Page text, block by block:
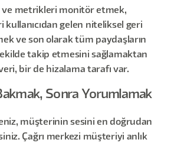
ve metrikleri monitör etmek,
kullanıcıdan gelen niteliksel geri
ve son olarak tüm paydaşların
takip etmesini sağlamaktan
bir de hizalama tarafı var.
Sonra Yorumlamak
müşterinin sesini en doğrudan
Çağrı merkezi müşteriyi anlık